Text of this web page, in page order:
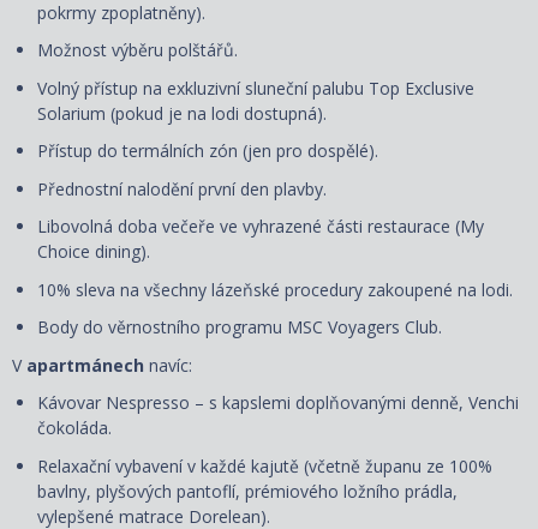
pokrmy zpoplatněny).
Možnost výběru polštářů.
Volný přístup na exkluzivní sluneční palubu Top Exclusive
Solarium (pokud je na lodi dostupná).
Přístup do termálních zón (jen pro dospělé).
Přednostní nalodění první den plavby.
Libovolná doba večeře ve vyhrazené části restaurace (My
Choice dining).
10% sleva na všechny lázeňské procedury zakoupené na lodi.
Body do věrnostního programu MSC Voyagers Club.
V apartmánech navíc:
Kávovar Nespresso – s kapslemi doplňovanými denně, Venchi
čokoláda.
Relaxační vybavení v každé kajutě (včetně županu ze 100%
bavlny, plyšových pantoflí, prémiového ložního prádla,
vylepšené matrace Dorelean).